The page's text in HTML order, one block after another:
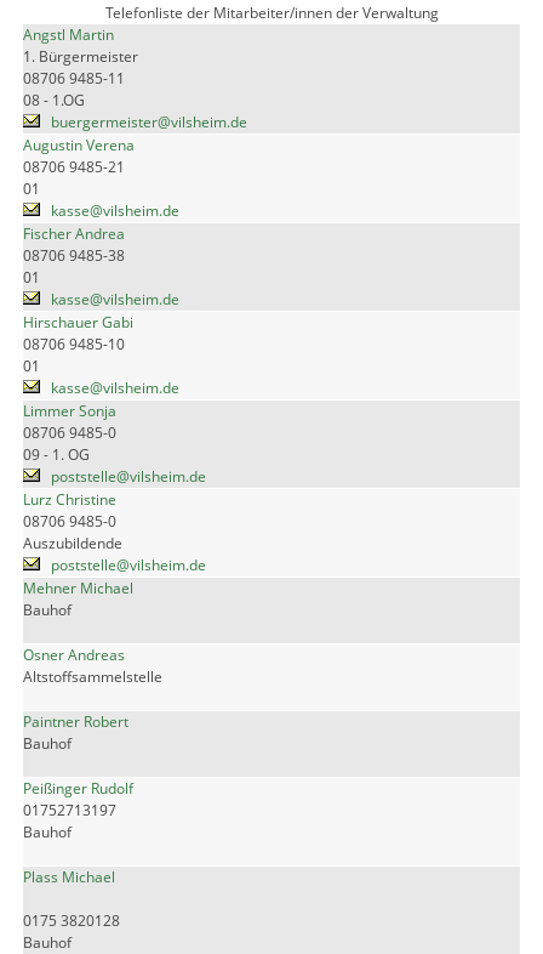
Telefonliste der Mitarbeiter/innen der Verwaltung
Angstl Martin
1. Bürgermeister
08706 9485-11
08 - 1.OG
buergermeister@vilsheim.de
Augustin Verena
08706 9485-21
01
kasse@vilsheim.de
Fischer Andrea
08706 9485-38
01
kasse@vilsheim.de
Hirschauer Gabi
08706 9485-10
01
kasse@vilsheim.de
Limmer Sonja
08706 9485-0
09 - 1. OG
poststelle@vilsheim.de
Lurz Christine
08706 9485-0
Auszubildende
poststelle@vilsheim.de
Mehner Michael
Bauhof
Osner Andreas
Altstoffsammelstelle
Paintner Robert
Bauhof
Peißinger Rudolf
01752713197
Bauhof
Plass Michael
0175 3820128
Bauhof